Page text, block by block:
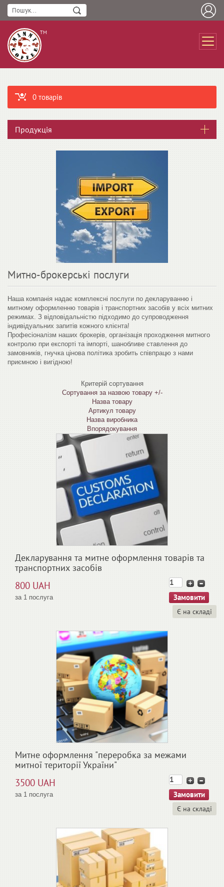
ТМ
0 товарів
Продукція
Митно-брокерські послуги
Наша компанія надає комплексні послуги по декларуванню і
митному оформленню товарів і транспортних засобів у всіх митних
режимах. З відповідальністю підходимо до супроводження
індивідуальних запитів кожного клієнта!
Професіоналізм наших брокерів, організація проходження митного
контролю при експорті та імпорті, шанобливе ставлення до
замовників, гнучка цінова політика зробить співпрацю з нами
приємною і вигідною!
Критерій сортування
Сортування за назвою товару +/-
Назва товару
Артикул товару
Назва виробника
Впорядокування
Декларування та митне оформлення товарів та
транспортних засобів
800 UAH
за 1 послуга
Є на складі
Митне оформлення "переробка за межами
митної території України"
3500 UAH
за 1 послуга
Є на складі